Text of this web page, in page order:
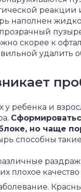
наполнен
скорее к
удалить
у ребенка и
но чаще
способны
плохое